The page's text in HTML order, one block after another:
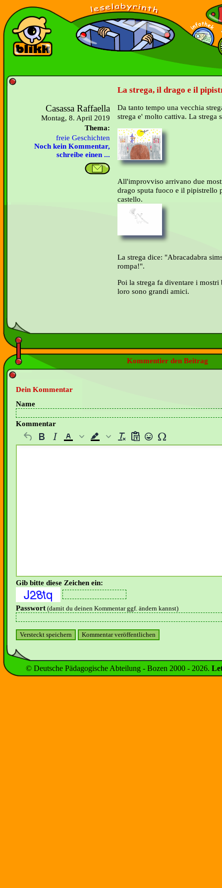
La strega, il drago e il
Casassa Raffaella
Montag, 8. April 2019
Thema:
freie Geschichten
Noch kein Kommentar,
schreibe einen ...
Da tanto tempo una vecchia
strega e' molto cattiva. La strega
All'improvviso arrivano due
drago sputa fuoco e il pipistrello
castello.
La strega dice: "Abracadabra
rompa!".
Poi la strega fa diventare i
loro sono grandi amici.
Kommentier den Beitrag
Dein Kommentar
Name
Kommentar
Gib bitte diese Zeichen ein:
Passwort (damit du deinen Kommentar ggf. ändern kannst)
© Deutsche Pädagogische Abteilung - Bozen 2000 - 2026.